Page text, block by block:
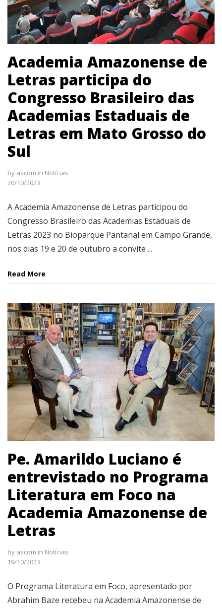
Academia Amazonense de
Letras participa do
Congresso Brasileiro das
Academias Estaduais de
Letras em Mato Grosso do
Sul
by ascom in Notícias
20/10/2023
A Academia Amazonense de Letras participou do
Congresso Brasileiro das Academias Estaduais de
Letras 2023 no Bioparque Pantanal em Campo Grande,
nos dias 19 e 20 de outubro a convite ...
Read More
Pe. Amarildo Luciano é
entrevistado no Programa
Literatura em Foco na
Academia Amazonense de
Letras
by ascom in Notícias
19/10/2023
O Programa Literatura em Foco, apresentado por
Abrahim Baze recebeu na Academia Amazonense de